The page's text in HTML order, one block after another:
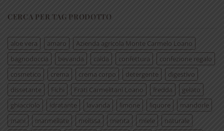
CERCA PER TAG PRODOTTO
aloe vera amaro
Azienda agricola Monte Carmelo Loano
bagnodoccia
bevanda calda confettura
confezione regalo
cosmetico
crema crema corpo detergente
digestivo
dissetante
Fichi Frati Carmelitani Loano fredda
gelato
ghiacciolo
idratante lavanda limone liquore
mandorle
mani
marmellate melissa menta miele
naturale